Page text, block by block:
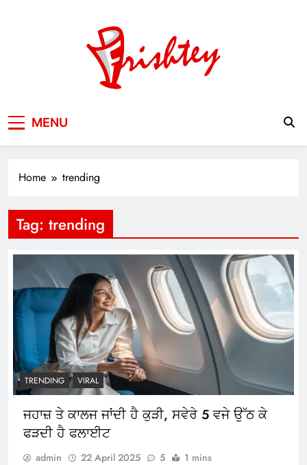
MENU
Home trending
Tag: trending
TRENDING VIRAL
ਜਹਾਜ਼ ਤੇ ਕਾਲਜ ਜਾਂਦੀ ਹੈ ਕੁੜੀ, ਸਵੇਰੇ 5 ਵਜੇ ਉੱਠ ਕੇ
ਫੜਦੀ ਹੈ ਫਲਾਈਟ
admin 22 April 2025 5 1 mins